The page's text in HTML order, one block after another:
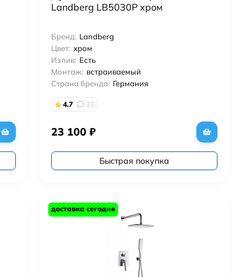
Landberg LB5030P хром
Бренд: Landberg
Цвет: хром
Излив: Есть
Монтаж: встраиваемый
Страна бренда: Германия
4.7 33
23 100₽
Быстрая покупка
доставка сегодня